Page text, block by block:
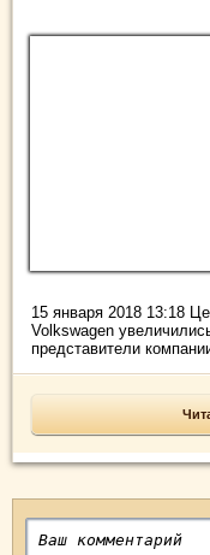
15 января 2018 13:18
Volkswagen
представители